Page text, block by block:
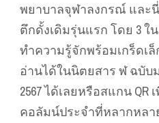
พยาบาลจุฬาลงกรณ์ และ
ตึกดั้งเดิมรุ่นแรก โดย 3 ใ
ทำความรู้จักพร้อมเกร็ดเ
อ่านได้ในนิตยสาร ฬ ฉบับ
2567 ได้เลยหรือสแกน QR
คอลัมน์ประจำที่หลากหล